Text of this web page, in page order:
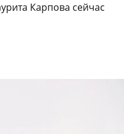
Карпова сейчас